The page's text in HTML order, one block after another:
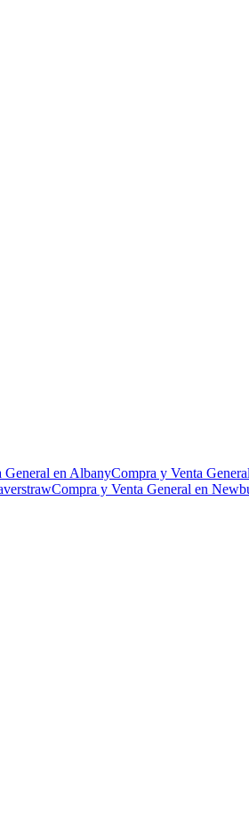
General en AlbanyCompra y Venta
Compra y Venta General en